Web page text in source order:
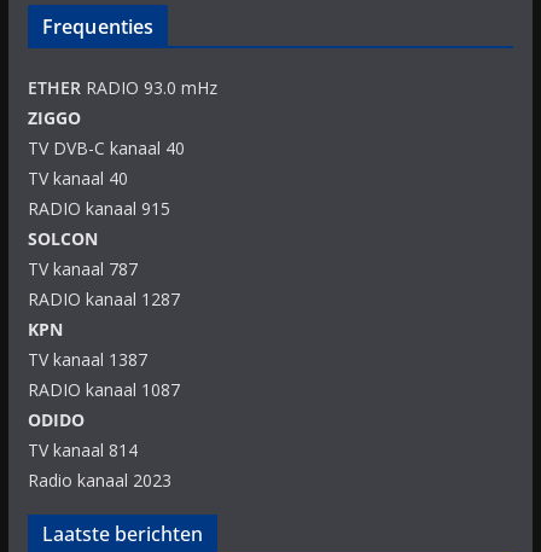
Frequenties
ETHERRADIO 93.0 mHz
ZIGGO
TV DVB-C kanaal 40
TV kanaal 40
RADIO kanaal 915
SOLCON
TV kanaal 787
RADIO kanaal 1287
KPN
TV kanaal 1387
RADIO kanaal 1087
ODIDO
TV kanaal 814
Radio kanaal 2023
Laatste berichten